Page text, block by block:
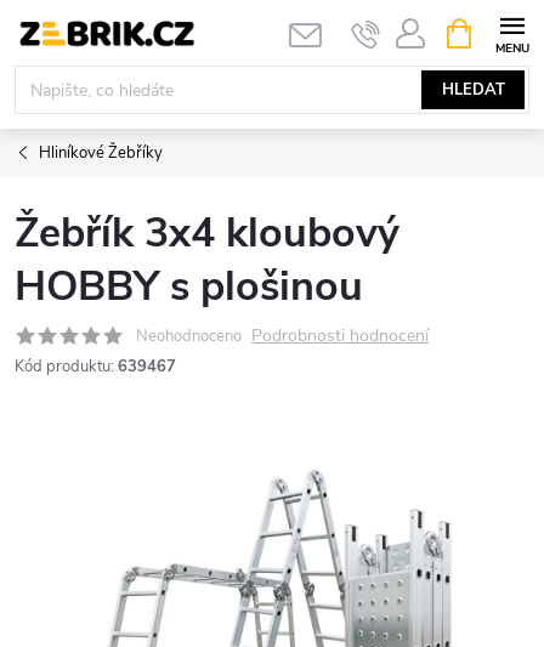
obsah
HLEDAT
NÁKUPNÍ
KOŠÍK
Hliníkové Žebříky
Žebřík 3x4 kloubový
HOBBY s plošinou
Neohodnoceno Podrobnosti hodnocení
Kód produktu: 639467